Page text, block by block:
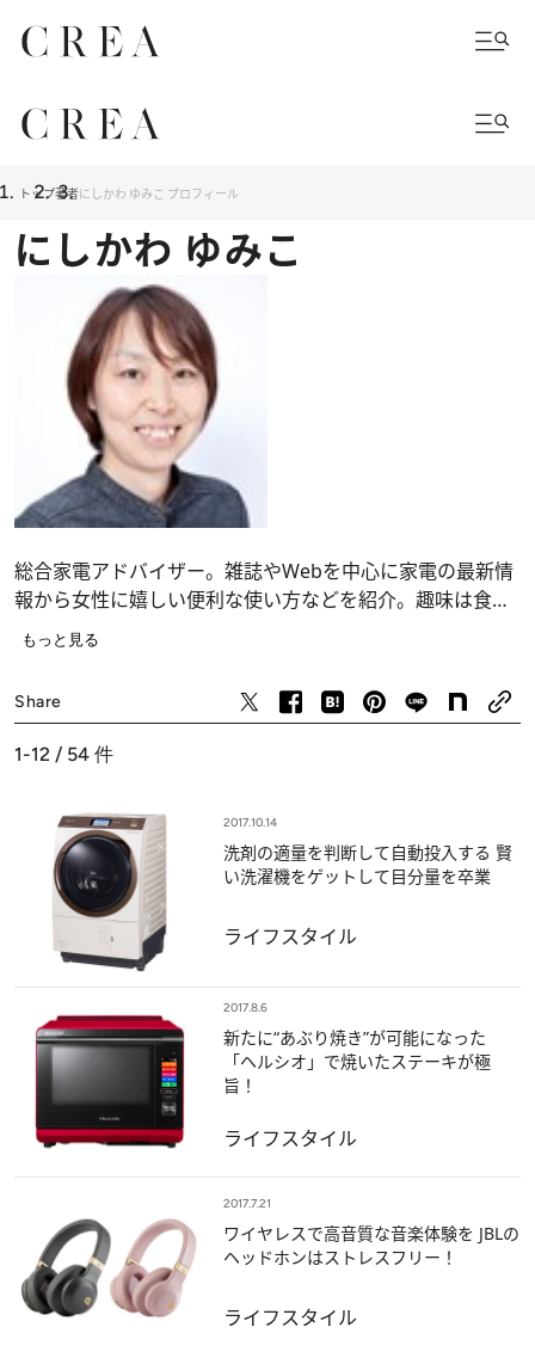
トップ著者にしかわ ゆみこ プロフィール
にしかわ ゆみこ
総合家電アドバイザー。雑誌やWebを中心に家電の最新情
報から女性に嬉しい便利な使い方などを紹介。趣味は食べ
歩きと映画鑑賞。好きな映画をみて美味しいお酒を飲むの
もっと見る
Share
1-12 / 54 件
2017.10.14
洗剤の適量を判断して自動投入する 賢
い洗濯機をゲットして目分量を卒業
ライフスタイル
2017.8.6
新たに“あぶり焼き”が可能になった
「ヘルシオ」で焼いたステーキが極
旨！
ライフスタイル
2017.7.21
ワイヤレスで高音質な音楽体験を JBLの
ヘッドホンはストレスフリー！
ライフスタイル